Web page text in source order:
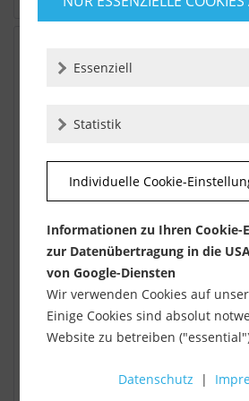
Diamantschleiftopf Spezial 30
Diamant Schleiftopf Mini 30 mm
Anschluss Mit diesem
kleinste Ecke Estrich und Beton...
Essenziell
Statistik
Individuelle Cookie-
Informationen zu Ihren Cookie-
zur Datenübertragung in die
von Google-Diensten
Wir verwenden Cookies auf
Einige Cookies sind absolut
Website zu betreiben
Verwendung zustimmen (z. B. für
Datenschutz |